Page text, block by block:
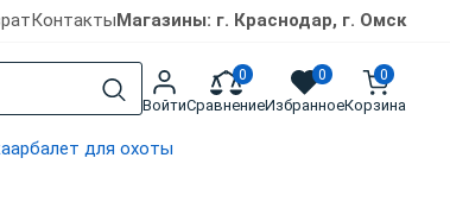
КонтактыМагазины: г. Краснодар, г. Омск
Войти
0
Сравнение
0
Избранное
0
Корзина
арбалет для охоты